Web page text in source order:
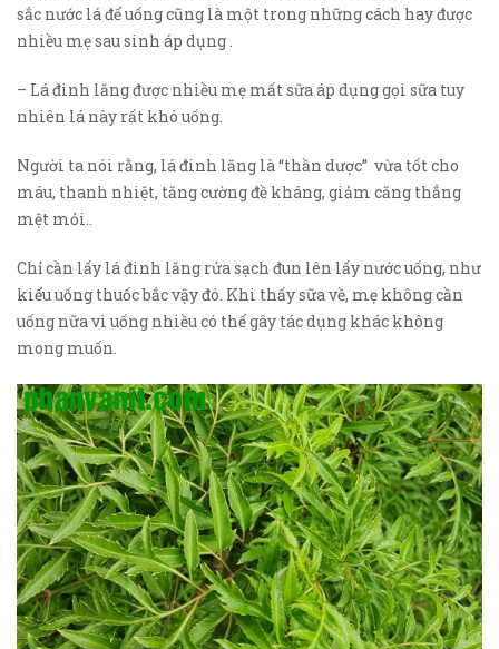
sắc nước lá để uống cũng là một trong những cách hay được
nhiều mẹ sau sinh áp dụng .
– Lá đinh lăng được nhiều mẹ mất sữa áp dụng gọi sữa tuy
nhiên lá này rất khó uống.
Người ta nói rằng, lá đinh lăng là “thần dược” vừa tốt cho
máu, thanh nhiệt, tăng cường đề kháng, giảm căng thẳng
mệt mỏi..
Chỉ cần lấy lá đinh lăng rửa sạch đun lên lấy nước uống, như
kiểu uống thuốc bắc vậy đó. Khi thấy sữa về, mẹ không cần
uống nữa vì uống nhiều có thể gây tác dụng khác không
mong muốn.